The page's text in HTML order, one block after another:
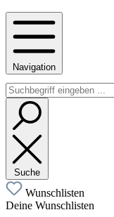
Navigation
Suche
Wunschlisten
Deine Wunschlisten